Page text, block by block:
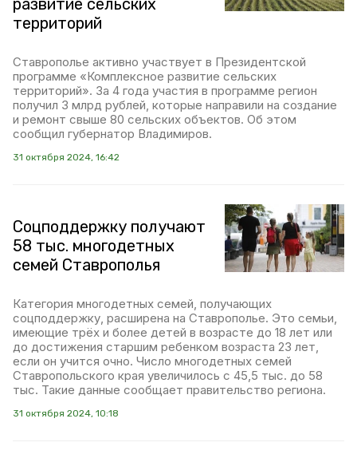
развитие сельских
территорий
Ставрополье активно участвует в Президентской
программе «Комплексное развитие сельских
территорий». За 4 года участия в программе регион
получил 3 млрд рублей, которые направили на создание
и ремонт свыше 80 сельских объектов. Об этом
сообщил губернатор Владимиров.
31 октября 2024, 16:42
Соцподдержку получают
58 тыс. многодетных
семей Ставрополья
Категория многодетных семей, получающих
соцподдержку, расширена на Ставрополье. Это семьи,
имеющие трёх и более детей в возрасте до 18 лет или
до достижения старшим ребенком возраста 23 лет,
если он учится очно. Число многодетных семей
Ставропольского края увеличилось с 45,5 тыс. до 58
тыс. Такие данные сообщает правительство региона.
31 октября 2024, 10:18